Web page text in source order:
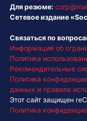
Для резюме:
Сетевое издание
Связаться по
Информация об
Политика
Рекомендательные
Политика
данных и правила
Этот сайт защищен
Политика